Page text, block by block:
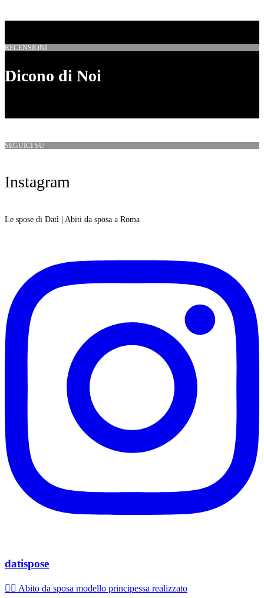
RECENSIONI
Dicono di Noi
SEGUICI SU
Instagram
Le spose di Datì | Abiti da sposa a Roma
datispose
👰‍♀️ Abito da sposa modello principessa realizzato